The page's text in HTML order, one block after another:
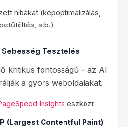
hibákat (képoptimalizálás,
betűtöltés, stb.)
Tesztelés
kritikus fontosságú – az AI
a gyors weboldalakat.
Insights eszközt
(Largest Contentful Paint)